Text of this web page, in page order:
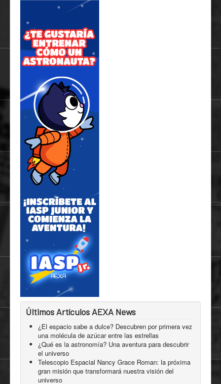
Últimos Artículos AEXA News
¿El espacio sabe a dulce? Descubren por primera vez
una molécula de azúcar entre las estrellas
¿Qué es la astronomía? Una aventura para descubrir
el universo
Telescopio Espacial Nancy Grace Roman: la próxima
gran misión que transformará nuestra visión del
universo